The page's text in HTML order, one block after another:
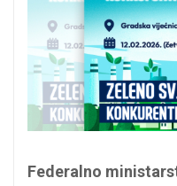
Federalno